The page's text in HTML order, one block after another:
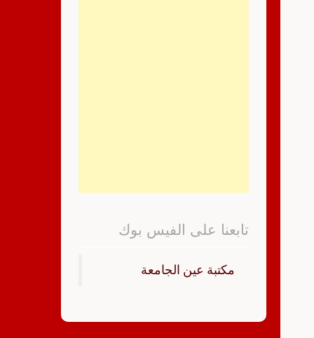
تابعنا على الفيس بوك
‏مكتبة عين الجامعة‏